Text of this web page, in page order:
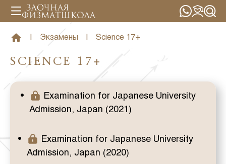
Экзамены Science 17+
SCIENCE 17+
Examination for Japanese University
Admission, Japan (2021)
Examination for Japanese University
Admission, Japan (2020)